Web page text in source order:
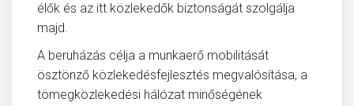
élők és az itt közlekedők biztonságát szolgálja
majd.
A beruházás célja a munkaerő mobilitását
ösztönző közlekedésfejlesztés megvalósítása, a
tömegközlekedési hálózat minőségének